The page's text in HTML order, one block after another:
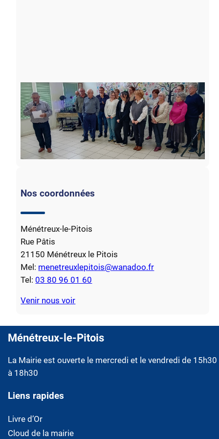
Nos coordonnées
Ménétreux-le-Pitois
Rue Pâtis
21150 Ménétreux le Pitois
Mel: menetreuxlepitois@wanadoo.fr
Tel: 03 80 96 01 60
Venir nous voir
Ménétreux-le-Pitois
La Mairie est ouverte le mercredi et le vendredi de 15h30
à 18h30
Liens rapides
Livre d’Or
Cloud de la mairie